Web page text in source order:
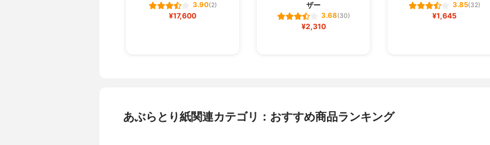
3.90(2)
¥17,600
ザー
3.68(30)
¥2,310
3.85(32)
¥1,645
あぶらとり紙関連カテゴリ：おすすめ商品ランキング